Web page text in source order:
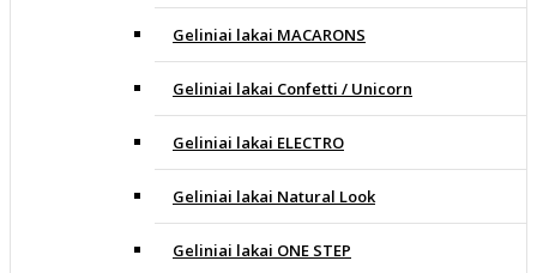
Geliniai lakai MACARONS
Geliniai lakai Confetti / Unicorn
Geliniai lakai ELECTRO
Geliniai lakai Natural Look
Geliniai lakai ONE STEP